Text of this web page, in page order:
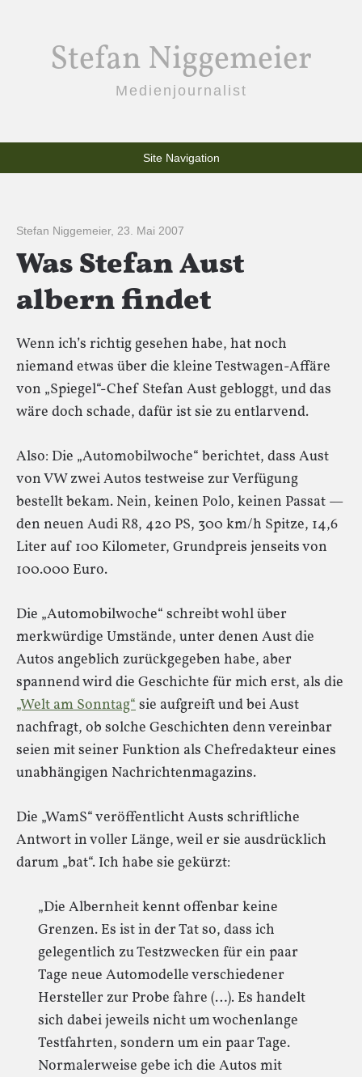
Stefan Niggemeier
Medienjournalist
Site Navigation
Stefan Niggemeier, 23. Mai 2007
Was Stefan Aust
albern findet
Wenn ich’s richtig gesehen habe, hat noch
niemand etwas über die kleine Testwagen-Affäre
von „Spiegel“-Chef Stefan Aust gebloggt, und das
wäre doch schade, dafür ist sie zu entlarvend.
Also: Die „Automobilwoche“ berichtet, dass Aust
von VW zwei Autos testweise zur Verfügung
bestellt bekam. Nein, keinen Polo, keinen Passat —
den neuen Audi R8, 420 PS, 300 km/h Spitze, 14,6
Liter auf 100 Kilometer, Grundpreis jenseits von
100.000 Euro.
Die „Automobilwoche“ schreibt wohl über
merkwürdige Umstände, unter denen Aust die
Autos angeblich zurückgegeben habe, aber
spannend wird die Geschichte für mich erst, als die
„Welt am Sonntag“sie aufgreift und bei Aust
nachfragt, ob solche Geschichten denn vereinbar
seien mit seiner Funktion als Chefredakteur eines
unabhängigen Nachrichtenmagazins.
Die „WamS“ veröffentlicht Austs schriftliche
Antwort in voller Länge, weil er sie ausdrücklich
darum „bat“. Ich habe sie gekürzt:
„Die Albernheit kennt offenbar keine
Grenzen. Es ist in der Tat so, dass ich
gelegentlich zu Testzwecken für ein paar
Tage neue Automodelle verschiedener
Hersteller zur Probe fahre (…). Es handelt
sich dabei jeweils nicht um wochenlange
Testfahrten, sondern um ein paar Tage.
Normalerweise gebe ich die Autos mit